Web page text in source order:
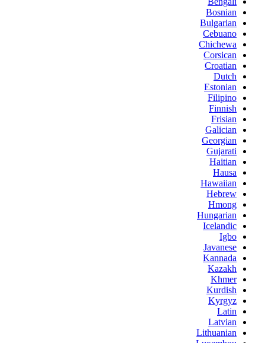
Bosnian
Bulgarian
Cebuano
Chichewa
Corsican
Croatian
Dutch
Estonian
Filipino
Finnish
Frisian
Galician
Georgian
Gujarati
Haitian
Hausa
Hawaiian
Hebrew
Hmong
Hungarian
Icelandic
Igbo
Javanese
Kannada
Kazakh
Khmer
Kurdish
Kyrgyz
Latin
Latvian
Lithuanian